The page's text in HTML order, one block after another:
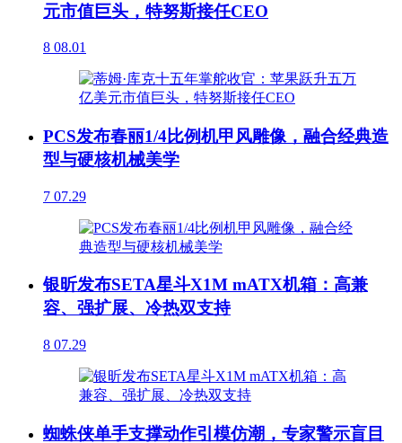
元市值巨头，特努斯接任CEO
8 08.01
PCS发布春丽1/4比例机甲风雕像，融合经典造
型与硬核机械美学
7 07.29
银昕发布SETA星斗X1M mATX机箱：高兼
容、强扩展、冷热双支持
8 07.29
蜘蛛侠单手支撑动作引模仿潮，专家警示盲目